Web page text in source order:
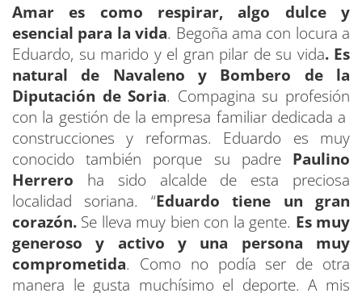
Amar es como respirar, algo dulce y
esencial para la vida. Begoña ama con locura a
Eduardo, su marido y el gran pilar de su vida. Es
natural de Navaleno y Bombero de la
Diputación de Soria. Compagina su profesión
con la gestión de la empresa familiar dedicada a
construcciones y reformas. Eduardo es muy
conocido también porque su padre Paulino
Herrero ha sido alcalde de esta preciosa
localidad soriana. “Eduardo tiene un gran
corazón. Se lleva muy bien con la gente. Es muy
generoso y activo y una persona muy
comprometida. Como no podía ser de otra
manera le gusta muchísimo el deporte. A mis